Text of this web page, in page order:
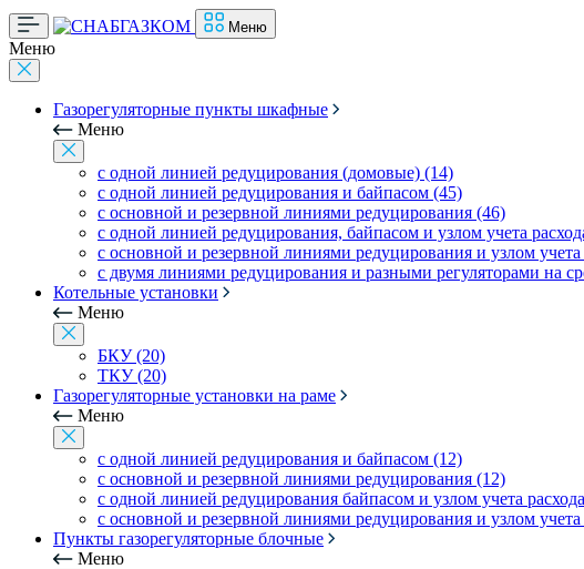
Меню
Меню
Газорегуляторные пункты шкафные
Меню
с одной линией редуцирования (домовые) (14)
с одной линией редуцирования и байпасом (45)
с основной и резервной линиями редуцирования (46)
с одной линией редуцирования, байпасом и узлом учета
с основной и резервной линиями редуцирования и узлом учета
с двумя линиями редуцирования и разными регуляторами на
Котельные установки
Меню
БКУ (20)
ТКУ (20)
Газорегуляторные установки на раме
Меню
с одной линией редуцирования и байпасом (12)
с основной и резервной линиями редуцирования (12)
с одной линией редуцирования байпасом и узлом учета
с основной и резервной линиями редуцирования и узлом учета
Пункты газорегуляторные блочные
Меню